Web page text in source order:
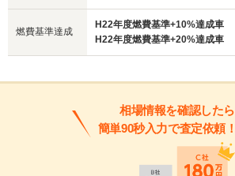
燃費基準達成
H22年度燃費基準+10%達成車
H22年度燃費基準+20%達成車
相場情報を確認したら
簡単90秒入力で査定依頼！